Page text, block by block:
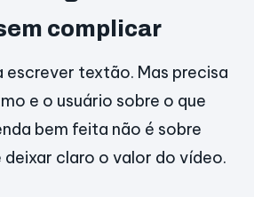
complicar
escrever textão. Mas precisa
e o usuário sobre o que
bem feita não é sobre
deixar claro o valor do vídeo.